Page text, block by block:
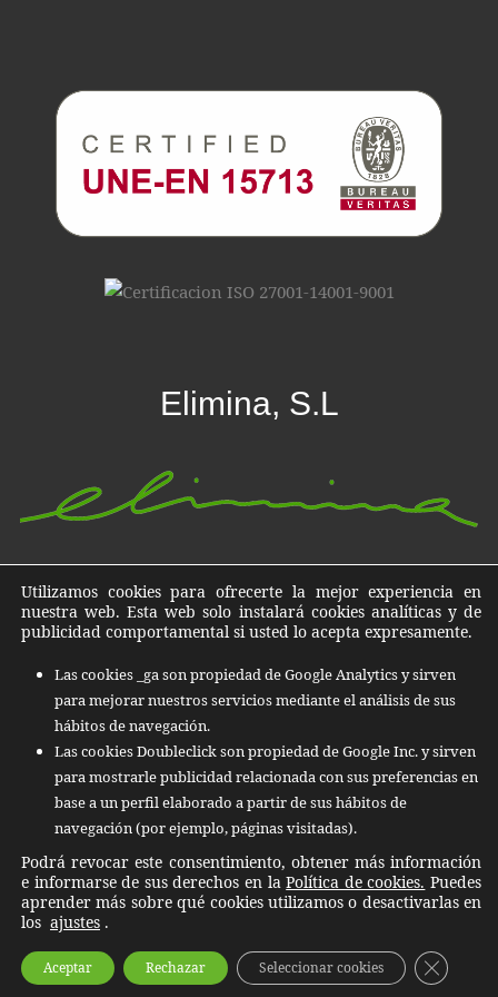
Elimina, S.L
Destrucción de datos, documentos y archivos en Islas
Baleares, Islas Canarias y todo el territorio Nacional
C/ Quatre de Novembre, nº 13 07011
Polígono Can Valero Palma de Mallorca
Email:info@elimina.info
COPYRIGHT © 2025 ELIMINA | SITIO WEB DESARROLLADO PORTVBGN
AVISO LEGAL | CONTACTO|LÍNEAS DE SERVICIO|
POLÍTICA DE
Utilizamos cookies para ofrecerte la mejor experiencia en
nuestra web. Esta web solo instalará cookies analíticas y de
publicidad comportamental si usted lo acepta expresamente.
Las cookies _ga son propiedad de Google Analytics y sirven
para mejorar nuestros servicios mediante el análisis de sus
hábitos de navegación.
Las cookies Doubleclick son propiedad de Google Inc. y sirven
para mostrarle publicidad relacionada con sus preferencias en
base a un perfil elaborado a partir de sus hábitos de
navegación (por ejemplo, páginas visitadas).
Podrá revocar este consentimiento, obtener más información
e informarse de sus derechos en laPolítica de cookies. Puedes
aprender más sobre qué cookies utilizamos o desactivarlas en
los ajustes .
Aceptar Rechazar Seleccionar cookies